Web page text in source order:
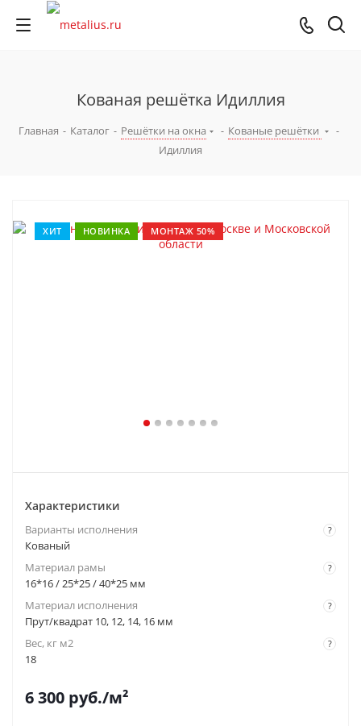
Кованая решётка Идиллия
Главная - Каталог - Решётки на окна - Кованые решётки
-
Идиллия
ХИТ НОВИНКА МОНТАЖ 50%
Характеристики
?
Варианты исполнения
Кованый
?
Материал рамы
16*16 / 25*25 / 40*25 мм
?
Материал исполнения
Прут/квадрат 10, 12, 14, 16 мм
?
Вес, кг м2
18
6 300 руб./м²